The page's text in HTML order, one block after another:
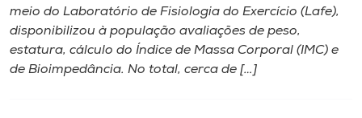
A
meio do Laboratório de Fisiologia do Exercício (Lafe),
disponibilizou à população avaliações de peso,
estatura, cálculo do Índice de Massa Corporal (IMC) e
de Bioimpedância. No total, cerca de […]